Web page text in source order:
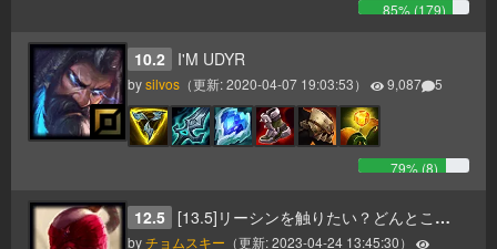
85% (179)
10.2 I'M UDYR
bysilvos （更新:2020-04-07 19:03:53） 9,087 5
79% (8)
12.5 [13.5]リーシンを触りたい？どんとこい！
byチョムスキー （更新:2023-04-24 13:45:30）